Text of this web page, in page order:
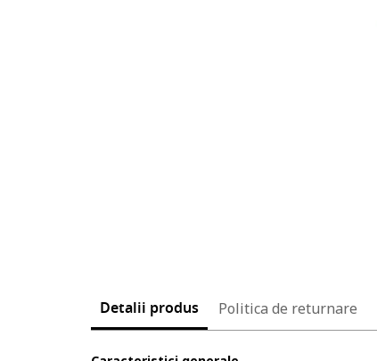
Detalii produs Politica de returnare